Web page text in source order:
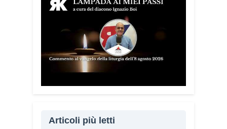
Articoli più letti